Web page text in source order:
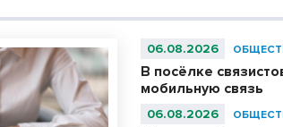
06.08.2026
В посёлке
мобильную связь
06.08.2026